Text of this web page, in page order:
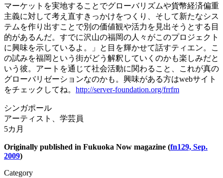
マーケットを実地することでグローバリズムや貨幣経済偏重
主義に対して考え直すきっかけをつくり、そして新たなシス
テムを作り出すことで別の価値観や活力を見出そうとする目
的があるんだ。すでに沢山の福岡の人々がこのプロジェクト
に興味を示しているよ。」と目を輝かせて話すティエン。こ
の試みを福岡という街がどう解釈していくのかも楽しみだと
いう彼。アートを通じて社会活動に関わること、これが真の
グローバリゼーションなのかも。興味がある方はwebサイト
をチェックしてね。 http://server-foundation.org/frrfm
シンガポール
アーティスト、学芸員
5カ月
Originally published in Fukuoka Now magazine (fn129, Sep.
2009)
Category